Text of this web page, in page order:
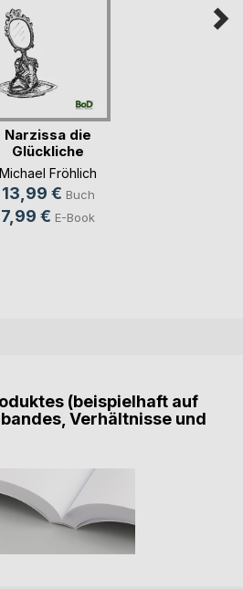
Narzissa die
Glückliche
Michael Fröhlich
13,99 € Buch
7,99 € E-Book
(beispielhaft auf
Verhältnisse und